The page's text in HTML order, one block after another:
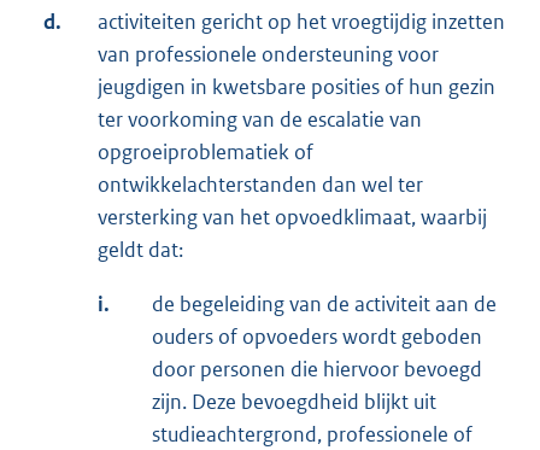
d.
activiteiten gericht op het vroegtijdig inzetten
van professionele ondersteuning voor
jeugdigen in kwetsbare posities of hun gezin
ter voorkoming van de escalatie van
opgroeiproblematiek of
ontwikkelachterstanden dan wel ter
versterking van het opvoedklimaat, waarbij
geldt dat:
i.
de begeleiding van de activiteit aan de
ouders of opvoeders wordt geboden
door personen die hiervoor bevoegd
zijn. Deze bevoegdheid blijkt uit
studieachtergrond, professionele of